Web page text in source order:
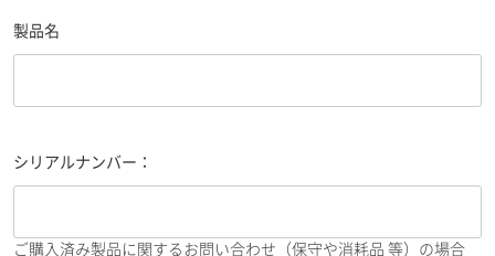
製品名
シリアルナンバー：
ご購入済み製品に関するお問い合わせ（保守や消耗品 等）の場合